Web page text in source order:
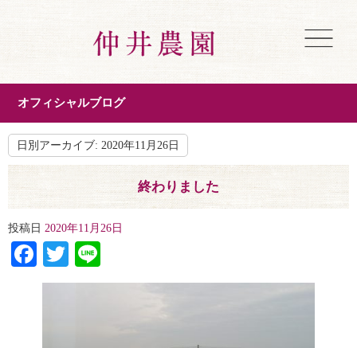
オフィシャルブログ
日別アーカイブ: 2020年11月26日
終わりました
投稿日 2020年11月26日
Facebook
Twitter